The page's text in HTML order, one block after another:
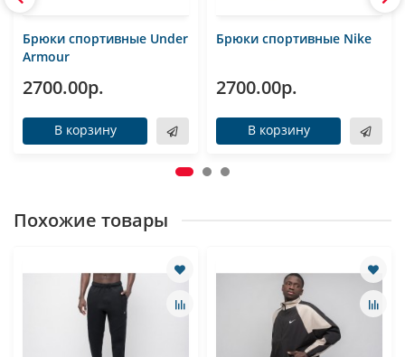
Брюки спортивные Under
Armour
2700.00р.
В корзину
Брюки спортивные Nike
2700.00р.
В корзину
Похожие товары